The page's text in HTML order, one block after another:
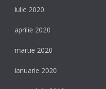
iulie 2020
aprilie 2020
martie 2020
ianuarie 2020